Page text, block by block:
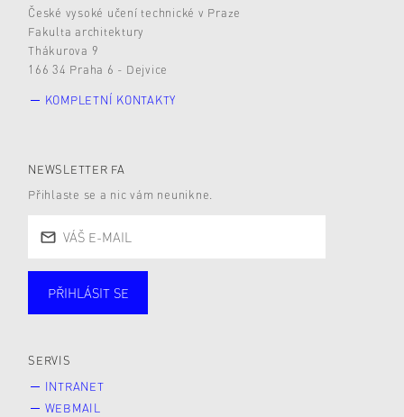
České vysoké učení technické v Praze
Fakulta architektury
Thákurova 9
166 34 Praha 6 - Dejvice
KOMPLETNÍ KONTAKTY
NEWSLETTER FA
Přihlaste se a nic vám neunikne.
Studující
PŘIHLÁSIT SE
SERVIS
INTRANET
WEBMAIL